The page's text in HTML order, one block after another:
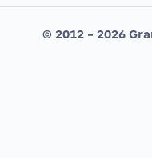
© 2012 - 2026